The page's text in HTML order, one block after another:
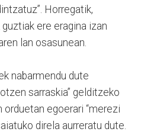
Horregatik,
ere eragina izan
lan osasunean.
nabarmendu dute
sarraskia” gelditzeko
orduetan egoerari “merezi
direla aurreratu dute.